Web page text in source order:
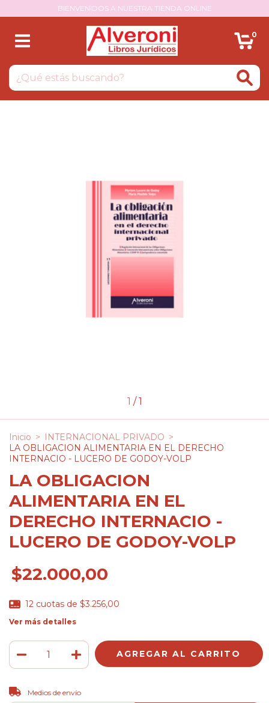
BIENVENIDOS A NUESTRA TIENDA ONLINE
0
1 /1
Inicio > INTERNACIONAL PRIVADO >
LA OBLIGACION ALIMENTARIA EN EL DERECHO
INTERNACIO - LUCERO DE GODOY-VOLP
LA OBLIGACION
ALIMENTARIA EN EL
DERECHO INTERNACIO -
LUCERO DE GODOY-VOLP
$22.000,00
12 cuotas de $3.256,00
Ver más detalles
Entregas para el CP:
Medios de envío